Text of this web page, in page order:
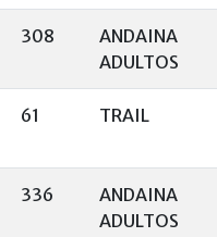
308
ANDAINA
ADULTOS
61 TRAIL
336
ANDAINA
ADULTOS